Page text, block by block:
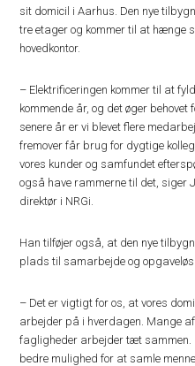
sit domicil i Aarhus. Den nye
tre etager og kommer til at hænge
hovedkontor.
– Elektrificeringen kommer til at
kommende år, og det øger behovet
senere år er vi blevet flere
fremover får brug for dygtige
vores kunder og samfundet
også have rammerne til det, siger
direktør i NRGi.
Han tilføjer også, at den nye
plads til samarbejde og
– Det er vigtigt for os, at vores
arbejder på i hverdagen. Mange
fagligheder arbejder tæt sammen.
bedre mulighed for at samle